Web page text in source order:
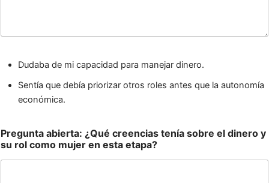
Dudaba de mi capacidad para manejar dinero.
Sentía que debía priorizar otros roles antes que la autonomía
económica.
Pregunta abierta: ¿Qué creencias tenía sobre el dinero y
su rol como mujer en esta etapa?